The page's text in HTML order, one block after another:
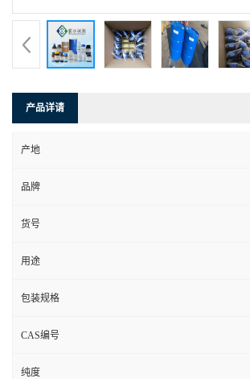
产品详请
产地
品牌
货号
用途
包装规格
CAS编号
纯度